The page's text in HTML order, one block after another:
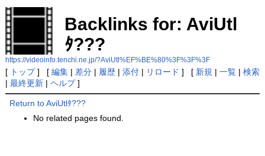
Backlinks for: AviUtl
ﾀ???
https://videoinfo.tenchi.ne.jp/?AviUtl%EF%BE%80%3F%3F%3F
[ トップ] [ 編集| 差分| 履歴| 添付| リロード ] [ 新規 | 一覧| 検索
| 最終更新| ヘルプ]
Return to AviUtlﾀ???
No related pages found.